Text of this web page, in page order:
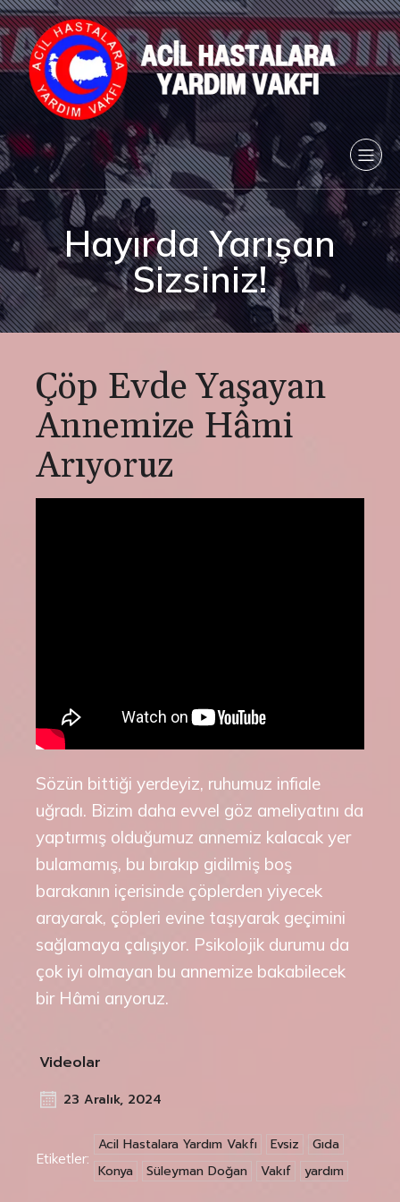
Hayırda Yarışan
Sizsiniz!
Çöp Evde Yaşayan
Annemize Hâmi
Arıyoruz
Sözün bittiği yerdeyiz, ruhumuz infiale
uğradı. Bizim daha evvel göz ameliyatını da
yaptırmış olduğumuz annemiz kalacak yer
bulamamış, bu bırakıp gidilmiş boş
barakanın içerisinde çöplerden yiyecek
arayarak, çöpleri evine taşıyarak geçimini
sağlamaya çalışıyor. Psikolojik durumu da
çok iyi olmayan bu annemize bakabilecek
bir Hâmi arıyoruz.
Videolar
23 Aralık, 2024
Etiketler:
Acil Hastalara Yardım Vakfı Evsiz
Gıda
Konya
Süleyman Doğan Vakıf yardım